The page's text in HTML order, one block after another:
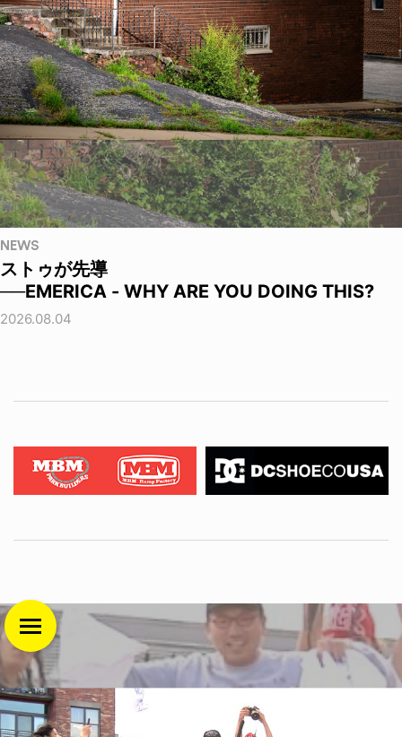
NEWS
ストゥが先導
──EMERICA - WHY ARE YOU DOING THIS?
2026.08.04